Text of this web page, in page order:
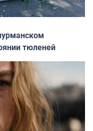
тюленей